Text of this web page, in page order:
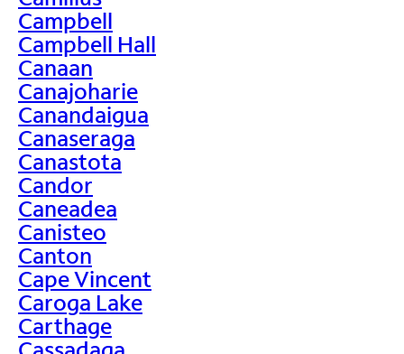
Campbell
Campbell Hall
Canaan
Canajoharie
Canandaigua
Canaseraga
Canastota
Candor
Caneadea
Canisteo
Canton
Cape Vincent
Caroga Lake
Carthage